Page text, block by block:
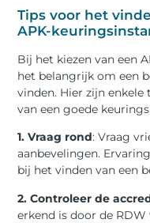
Tips voor het
APK-
Bij het kiezen van een
het belangrijk om een
vinden. Hier zijn
van een goede
1. Vraag rond: Vraag
aanbevelingen.
bij het vinden van een
2. Controleer de
erkend is door de